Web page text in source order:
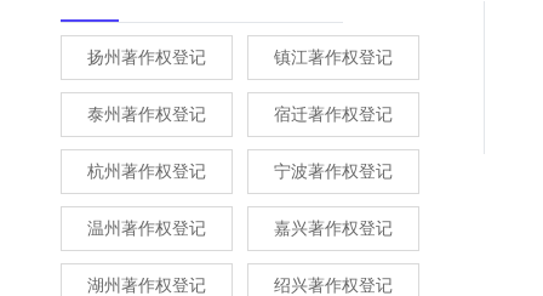
扬州著作权登记 镇江著作权登记
泰州著作权登记 宿迁著作权登记
杭州著作权登记 宁波著作权登记
温州著作权登记 嘉兴著作权登记
湖州著作权登记 绍兴著作权登记